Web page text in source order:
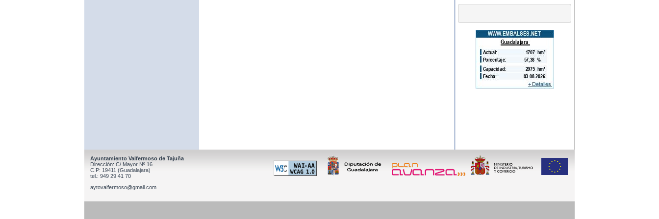
Ayuntamiento Valfermoso de Tajuña
Dirección: C/ Mayor Nº 16
C.P: 19411 (Guadalajara)
tel.: 949 29 41 70
aytovalfermoso@gmail.com